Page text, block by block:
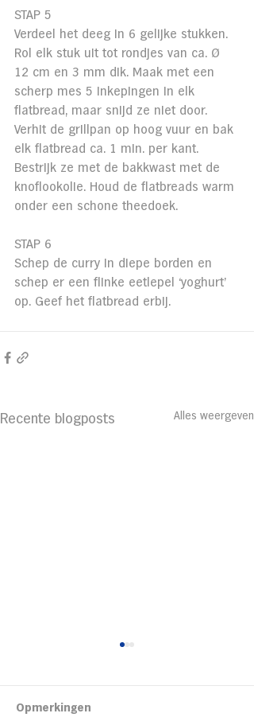
STAP 5
Verdeel het deeg in 6 gelijke stukken.
Rol elk stuk uit tot rondjes van ca. Ø
12 cm en 3 mm dik. Maak met een
scherp mes 5 inkepingen in elk
flatbread, maar snijd ze niet door.
Verhit de grillpan op hoog vuur en bak
elk flatbread ca. 1 min. per kant.
Bestrijk ze met de bakkwast met de
knoflookolie. Houd de flatbreads warm
onder een schone theedoek.
STAP 6
Schep de curry in diepe borden en
schep er een flinke eetlepel ‘yoghurt’
op. Geef het flatbread erbij.
Recente blogposts Alles weergeven
Kipsalon
Opmerkingen